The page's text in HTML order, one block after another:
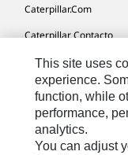
Caterpillar.com
Caterpillar Contacto
Mis Preferencias De
Site Map
Cookie Settings
Legal
This site uses
experience.
function, while
performance,
analytics.
You can adjust